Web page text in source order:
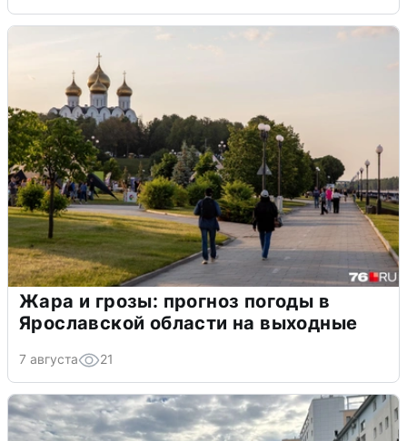
Жара и грозы: прогноз погоды в
Ярославской области на выходные
7 августа 21